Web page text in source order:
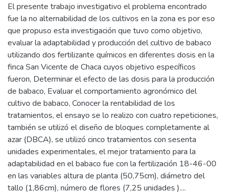
El presente trabajo investigativo el problema encontrado
fue la no alternabilidad de los cultivos en la zona es por eso
que propuso esta investigación que tuvo como objetivo,
evaluar la adaptabilidad y producción del cultivo de babaco
utilizando dos fertilizante químicos en diferentes dosis en la
finca San Vicente de Chaca cuyos objetivo específicos
fueron, Determinar el efecto de las dosis para la producción
de babaco, Evaluar el comportamiento agronómico del
cultivo de babaco, Conocer la rentabilidad de los
tratamientos, el ensayo se lo realizo con cuatro repeticiones,
también se utilizó el diseño de bloques completamente al
azar (DBCA), se utilizó cinco tratamientos con sesenta
unidades experimentales, el mejor tratamiento para la
adaptabilidad en el babaco fue con la fertilización 18-46-00
en las variables altura de planta (50,75cm), diámetro del
tallo (1,86cm), número de flores (7,25 unidades )....